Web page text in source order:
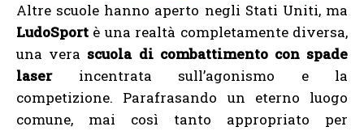
Altre scuole hanno aperto negli Stati Uniti, ma
LudoSport è una realtà completamente diversa,
una vera scuola di combattimento con spade
laserincentrata sull’agonismo e la
competizione. Parafrasando un eterno luogo
comune, mai così tanto appropriato per